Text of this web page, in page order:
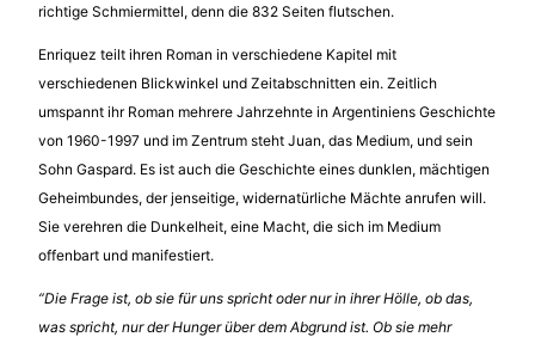
richtige Schmiermittel, denn die 832 Seiten flutschen.
Enriquez teilt ihren Roman in verschiedene Kapitel mit
verschiedenen Blickwinkel und Zeitabschnitten ein. Zeitlich
umspannt ihr Roman mehrere Jahrzehnte in Argentiniens Geschichte
von 1960-1997 und im Zentrum steht Juan, das Medium, und sein
Sohn Gaspard. Es ist auch die Geschichte eines dunklen, mächtigen
Geheimbundes, der jenseitige, widernatürliche Mächte anrufen will.
Sie verehren die Dunkelheit, eine Macht, die sich im Medium
offenbart und manifestiert.
“Die Frage ist, ob sie für uns spricht oder nur in ihrer Hölle, ob das,
was spricht, nur der Hunger über dem Abgrund ist. Ob sie mehr